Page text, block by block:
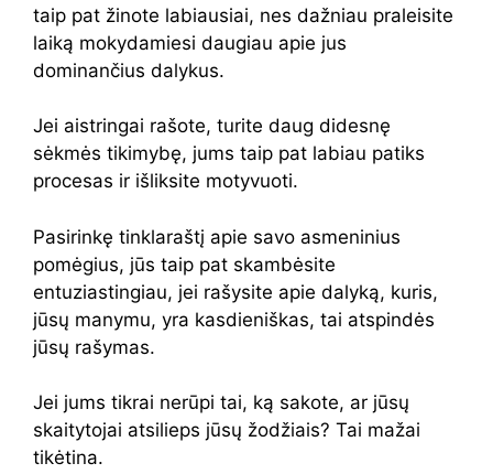
taip pat žinote labiausiai, nes dažniau praleisite
laiką mokydamiesi daugiau apie jus
dominančius dalykus.
Jei aistringai rašote, turite daug didesnę
sėkmės tikimybę, jums taip pat labiau patiks
procesas ir išliksite motyvuoti.
Pasirinkę tinklaraštį apie savo asmeninius
pomėgius, jūs taip pat skambėsite
entuziastingiau, jei rašysite apie dalyką, kuris,
jūsų manymu, yra kasdieniškas, tai atspindės
jūsų rašymas.
Jei jums tikrai nerūpi tai, ką sakote, ar jūsų
skaitytojai atsilieps jūsų žodžiais? Tai mažai
tikėtina.